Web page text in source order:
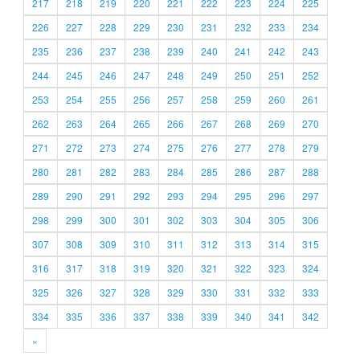
217 218 219 220 221 222 223 224
225
226
227 228 229 230 231 232 233
234
235
236 237 238 239 240 241 242
243
244
245 246 247 248 249 250 251
252
253
254 255 256 257 258 259 260
261
262
263 264 265 266 267 268 269
270
271
272 273 274 275 276 277 278
279
280
281 282 283 284 285 286 287
288
289
290 291 292 293 294 295 296
297
298
299 300 301 302 303 304 305
306
307
308 309 310 311 312 313 314
315
316
317 318 319 320 321 322 323
324
325
326 327 328 329 330 331 332
333
334
335 336 337 338 339 340 341
342
»